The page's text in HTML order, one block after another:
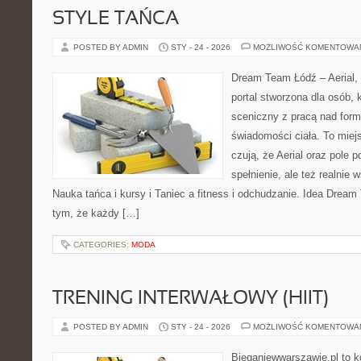
STYLE TAŃCA
POSTED BY ADMIN STY - 24 - 2026 MOŻLIWOŚĆ
Dream Team Łódź –
portal stworzona dla osób,
sceniczny z pracą nad
świadomości ciała. To
czują, że Aerial oraz pole
spełnienie, ale też realnie
Nauka tańca i kursy i Taniec a fitness i odchudzanie. Idea Dream
tym, że każdy […]
CATEGORIES: MODA
TRENING INTERWAŁOWY (HIIT)
POSTED BY ADMIN STY - 24 - 2026 MOŻLIWOŚĆ
Bieganiewwarszawie.pl to